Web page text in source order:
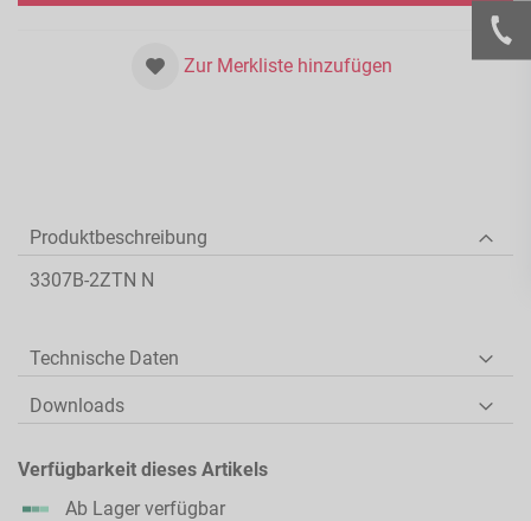
Zur Merkliste hinzufügen
Verfügbarkeit dieses Artikels
Ab Lager verfügbar
Produktbeschreibung
3307B-2ZTN N
Technische Daten
Downloads